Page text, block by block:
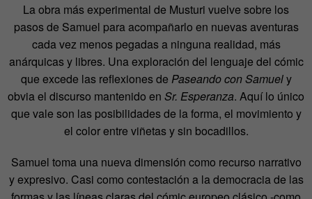
La obra más experimental de Musturi vuelve sobre los
pasos de Samuel para acompañarlo en nuevas aventuras
cada vez menos pegadas a ninguna realidad, más
anárquicas y libres. Una exploración del lenguaje del cómic
que excede las reflexiones de Paseando con Samuely
obvia el discurso mantenido en Sr. Esperanza. Aquí lo único
que vale son las posibilidades de la forma, el movimiento y
el color entre viñetas y sin bocadillos.
Samuel toma una nueva dimensión como recurso narrativo
y expresivo. Casi como contestación a la democracia de las